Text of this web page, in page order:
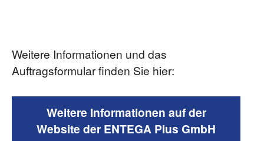
Weitere Informationen und das
Auftragsformular finden Sie hier:
Weitere Informationen auf der
Website der ENTEGA Plus GmbH